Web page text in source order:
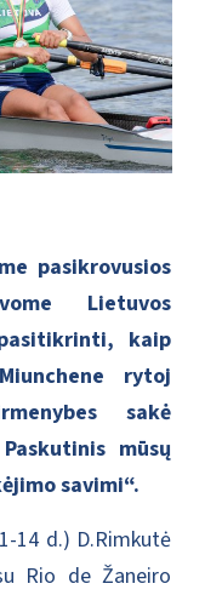
pasikrovusios
Lietuvos
kaip
rytoj
sakė
mūsų
savimi“.
14 d.) D.Rimkutė
Rio de Žaneiro